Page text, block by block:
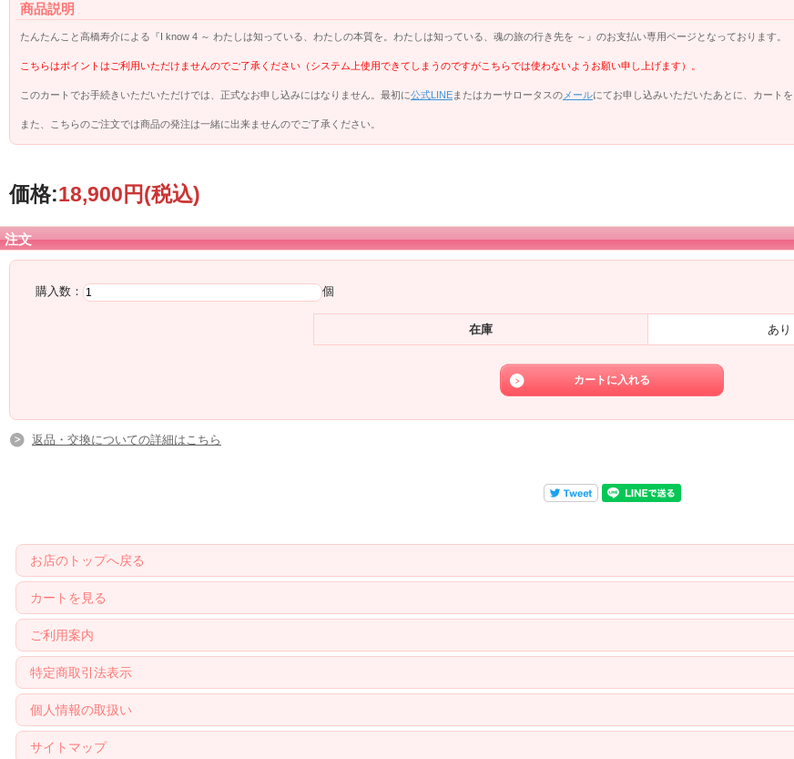
商品説明
たんたんこと高橋寿介による『I know 4 ～ わたしは知っている、わたしの本質を。わたしは知っている、魂の旅の行き先を ～』のお支払い専用ページとなっております。
こちらはポイントはご利用いただけませんのでご了承ください（システム上使用できてしまうのですがこちらでは使わないようお願い申し上げます）。
このカートでお手続きいただいただけでは、正式なお申し込みにはなりません。最初に公式LINEまたはカーサロータスの メールにてお申し込みいただいたあとに、カートを
また、こちらのご注文では商品の発注は一緒に出来ませんのでご了承ください。
価格:18,900円(税込)
注文
購入数： 個
在庫 あり
返品・交換についての詳細はこちら
お店のトップへ戻る
カートを見る
ご利用案内
特定商取引法表示
個人情報の取扱い
サイトマップ